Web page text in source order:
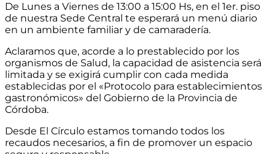
De Lunes a Viernes de 13:00 a 15:00 Hs, en el 1er. piso
de nuestra Sede Central te esperará un menú diario
en un ambiente familiar y de camaradería.
Aclaramos que, acorde a lo prestablecido por los
organismos de Salud, la capacidad de asistencia será
limitada y se exigirá cumplir con cada medida
establecidas por el «Protocolo para establecimientos
gastronómicos» del Gobierno de la Provincia de
Córdoba.
Desde El Círculo estamos tomando todos los
recaudos necesarios, a fin de promover un espacio